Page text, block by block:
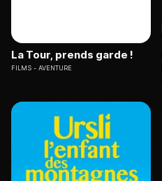
La Tour, prends garde !
FILMS AVENTURE